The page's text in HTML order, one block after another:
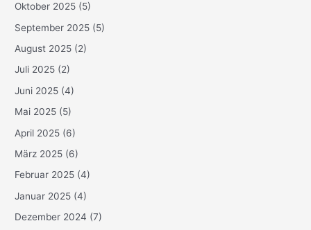
Oktober 2025 (5)
September 2025 (5)
August 2025 (2)
Juli 2025 (2)
Juni 2025 (4)
Mai 2025 (5)
April 2025 (6)
März 2025 (6)
Februar 2025 (4)
Januar 2025 (4)
Dezember 2024 (7)